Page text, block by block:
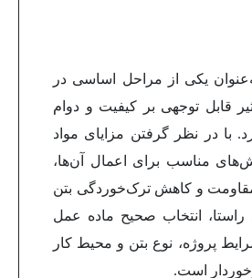
یکی از مراحل اساسی در
قابل توجهی بر کیفیت و دوام
با در نظر گرفتن مزایای مواد
مناسب برای اعمال آن‌ها،
مقاومت و کاهش ترک‌خوردگی بتن
انتخاب صحیح ماده عمل
پروژه، نوع بتن و محیط کار
است.